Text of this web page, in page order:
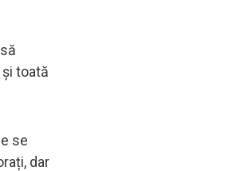
toată
se
dar